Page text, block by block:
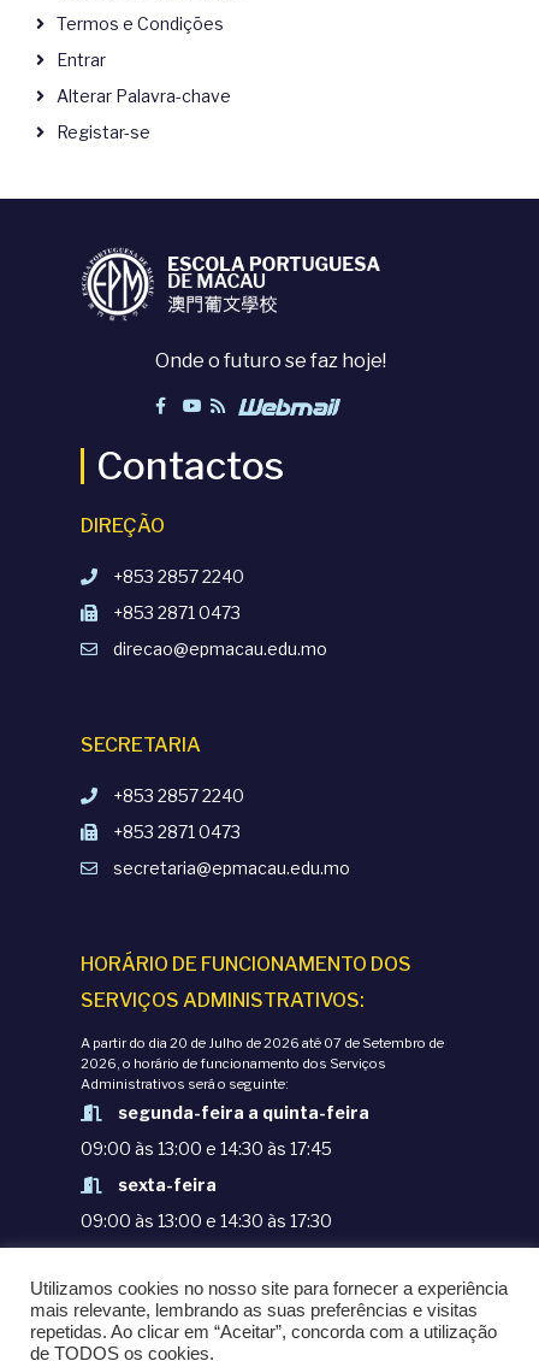
Termos e Condições
Entrar
Alterar Palavra-chave
Registar-se
Onde o futuro se faz hoje!
Contactos
DIREÇÃO
+853 2857 2240
+853 2871 0473
direcao@epmacau.edu.mo
SECRETARIA
+853 2857 2240
+853 2871 0473
secretaria@epmacau.edu.mo
HORÁRIO DE FUNCIONAMENTO DOS
SERVIÇOS ADMINISTRATIVOS:
A partir do dia 20 de Julho de 2026 até 07 de Setembro de
2026, o horário de funcionamento dos Serviços
Administrativos será o seguinte:
segunda-feira a quinta-feira
09:00 às 13:00 e 14:30 às 17:45
sexta-feira
09:00 às 13:00 e 14:30 às 17:30
POLÍTICAS DE PRIVACIDADE
© COPYRIGHT 1998-2020. EPM - ESCOLA
PORTUGUESA DE MACAU
Utilizamos cookies no nosso site para fornecer a experiência
mais relevante, lembrando as suas preferências e visitas
repetidas. Ao clicar em “Aceitar”, concorda com a utilização
de TODOS os cookies.